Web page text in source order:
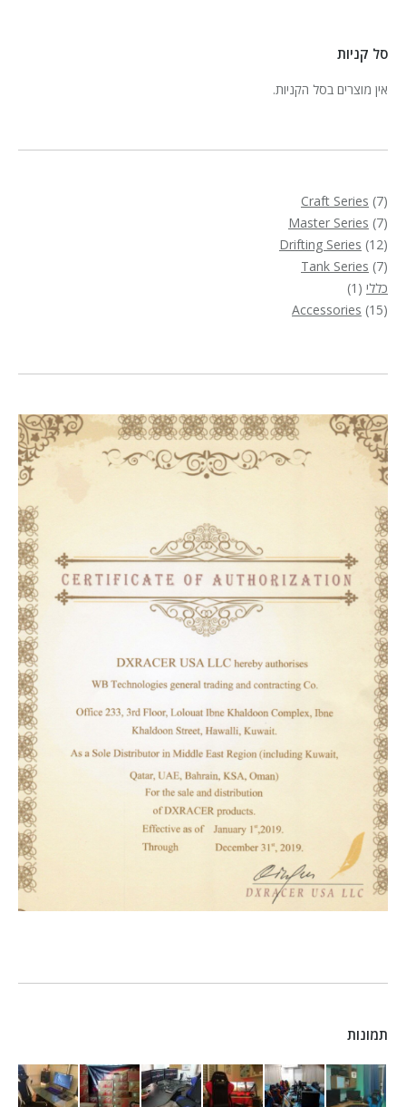
סל קניות
אין מוצרים בסל הקניות.
Craft Series 7
7
מוצריםMaster Series 7
7
מוצריםDrifting Series 12
12
מוצריםTank Series 7
7
מוצרים
כללי 1מוצר
1
Accessories 15
15
תמונות